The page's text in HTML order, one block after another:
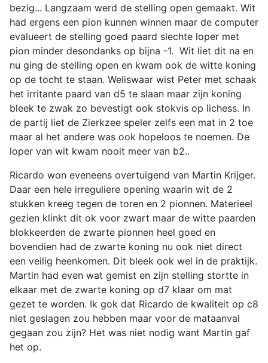
bezig... Langzaam werd de stelling open gemaakt. Wit
had ergens een pion kunnen winnen maar de computer
evalueert de stelling goed paard slechte loper met
pion minder desondanks op bijna -1. Wit liet dit na en
nu ging de stelling open en kwam ook de witte koning
op de tocht te staan. Weliswaar wist Peter met schaak
het irritante paard van d5 te slaan maar zijn koning
bleek te zwak zo bevestigt ook stokvis op lichess. In
de partij liet de Zierkzee speler zelfs een mat in 2 toe
maar al het andere was ook hopeloos te noemen. De
loper van wit kwam nooit meer van b2..
Ricardo won eveneens overtuigend van Martin Krijger.
Daar een hele irreguliere opening waarin wit de 2
stukken kreeg tegen de toren en 2 pionnen. Materieel
gezien klinkt dit ok voor zwart maar de witte paarden
blokkeerden de zwarte pionnen heel goed en
bovendien had de zwarte koning nu ook niet direct
een veilig heenkomen. Dit bleek ook wel in de praktijk.
Martin had even wat gemist en zijn stelling stortte in
elkaar met de zwarte koning op d7 klaar om mat
gezet te worden. Ik gok dat Ricardo de kwaliteit op c8
niet geslagen zou hebben maar voor de mataanval
gegaan zou zijn? Het was niet nodig want Martin gaf
het op.